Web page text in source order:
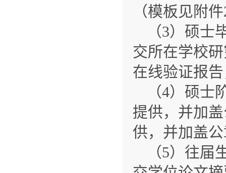
（模板见附
（3）硕
交所在学校
在线验证报
（4）硕
提供，并加
供，并加盖
（5）往